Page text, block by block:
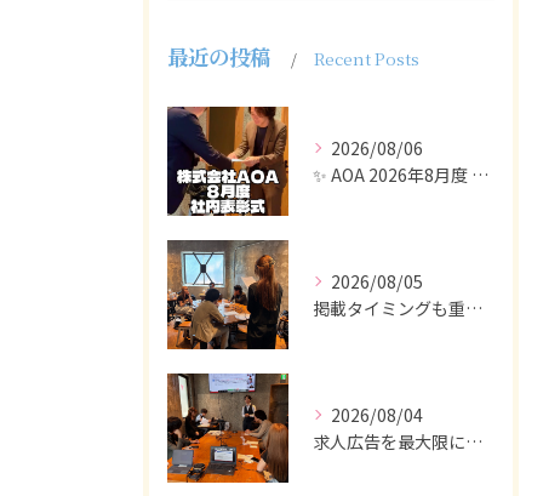
最近の投稿 Recent Posts
2026/08/06
✨ AOA 2026年8月度 表彰式レポート ✨
2026/08/05
掲載タイミングも重要で、業界動向や求職者の活動時期に合わせて...
2026/08/04
求人広告を最大限に活用するためには、ターゲット設定の精度を高...